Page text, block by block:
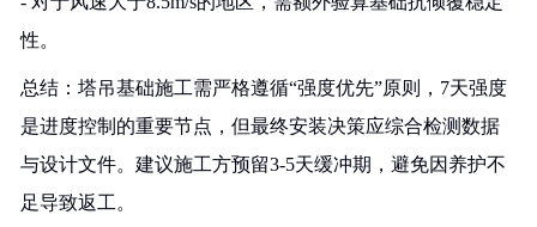
性。
总结：塔吊基础施工需严格遵循“强度优先”原则，7天强度
是进度控制的重要节点，但最终安装决策应综合检测数据
与设计文件。建议施工方预留3-5天缓冲期，避免因养护不
足导致返工。